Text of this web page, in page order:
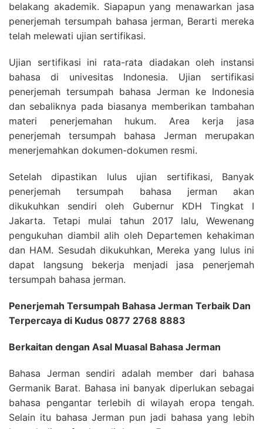
belakang akademik. Siapapun yang menawarkan jasa
penerjemah tersumpah bahasa jerman, Berarti mereka
telah melewati ujian sertifikasi.
Ujian sertifikasi ini rata-rata diadakan oleh instansi
bahasa di univesitas Indonesia. Ujian sertifikasi
penerjemah tersumpah bahasa Jerman ke Indonesia
dan sebaliknya pada biasanya memberikan tambahan
materi penerjemahan hukum. Area kerja jasa
penerjemah tersumpah bahasa Jerman merupakan
menerjemahkan dokumen-dokumen resmi.
Setelah dipastikan lulus ujian sertifikasi, Banyak
penerjemah tersumpah bahasa jerman akan
dikukuhkan sendiri oleh Gubernur KDH Tingkat I
Jakarta. Tetapi mulai tahun 2017 lalu, Wewenang
pengukuhan diambil alih oleh Departemen kehakiman
dan HAM. Sesudah dikukuhkan, Mereka yang lulus ini
dapat langsung bekerja menjadi jasa penerjemah
tersumpah bahasa jerman.
Penerjemah Tersumpah Bahasa Jerman Terbaik Dan
Terpercaya di Kudus 0877 2768 8883
Berkaitan dengan Asal Muasal Bahasa Jerman
Bahasa Jerman sendiri adalah member dari bahasa
Germanik Barat. Bahasa ini banyak diperlukan sebagai
bahasa pengantar terlebih di wilayah eropa tengah.
Selain itu bahasa Jerman pun jadi bahasa yang lebih